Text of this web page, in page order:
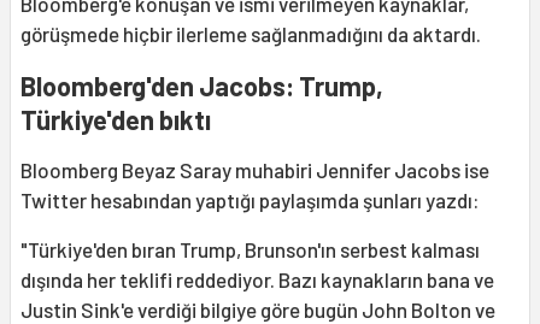
görüşmede hiçbir ilerleme sağlanmadığını da aktardı.
Bloomberg'den Jacobs: Trump,
Türkiye'den bıktı
Bloomberg Beyaz Saray muhabiri Jennifer Jacobs ise
Twitter hesabından yaptığı paylaşımda şunları yazdı:
"Türkiye'den bıran Trump, Brunson'ın serbest kalması
dışında her teklifi reddediyor. Bazı kaynakların bana ve
Justin Sink'e verdiği bilgiye göre bugün John Bolton ve